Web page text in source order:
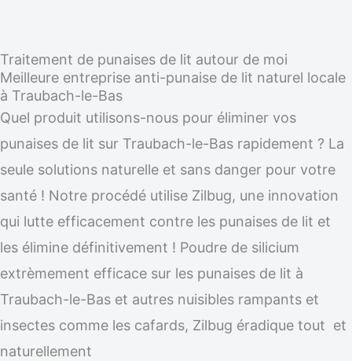
Traitement de punaises de lit autour de moi
Meilleure entreprise anti-punaise de lit naturel locale
à Traubach-le-Bas
Quel produit utilisons-nous pour éliminer vos
punaises de lit sur Traubach-le-Bas rapidement ? La
seule solutions naturelle et sans danger pour votre
santé ! Notre procédé utilise Zilbug, une innovation
qui lutte efficacement contre les punaises de lit et
les élimine définitivement ! Poudre de silicium
extrèmement efficace sur les punaises de lit à
Traubach-le-Bas et autres nuisibles rampants et
insectes comme les cafards, Zilbug éradique tout et
naturellement